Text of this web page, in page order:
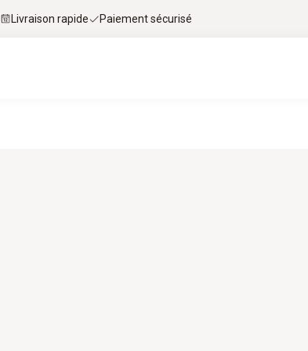
Livraison rapide Paiement sécurisé